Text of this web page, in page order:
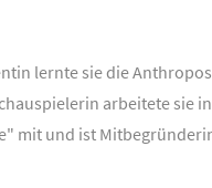
lernte sie die
arbeitete sie
mit und ist